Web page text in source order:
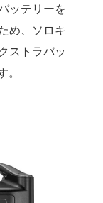
ッテリーを
め、ソロキ
ストラバッ
。